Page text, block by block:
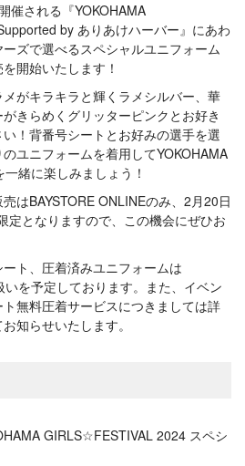
催される『YOKOHAMA
by ありあけハーバー』にあわ
ズで選べるスペシャルユニフォーム
開始いたします！
がキラキラと輝くラメシルバー、華
きらめくグリッターピンクとお好き
！背番号シートとお好みの選手を選
ユニフォームを着用してYOKOHAMA
緒に楽しみましょう！
はBAYSTORE ONLINEのみ、2月20日
定となりますので、この機会にぜひお
ト、圧着済みユニフォームは
いを予定しております。また、イベン
無料圧着サービスにつきましては詳
知らせいたします。
GIRLS☆FESTIVAL 2024 スペシ